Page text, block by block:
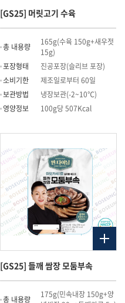
[GS25] 머릿고기 수육
총 내용량
165g(수육 150g+새우젓
15g)
포장형태
진공포장(슬리브 포장)
소비기한
제조일로부터 60일
보관방법
냉장보관(-2~10℃)
영양정보
100g당 507Kcal
[GS25] 들깨 쌈장 모둠부속
총 내용량
175g(민속내장 150g+양